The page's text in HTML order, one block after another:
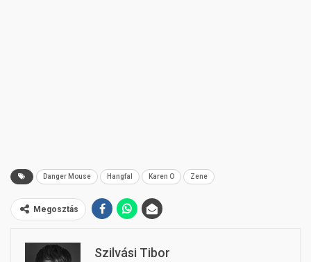
Danger Mouse Hangfal Karen O Zene
Megosztás
Szilvási Tibor